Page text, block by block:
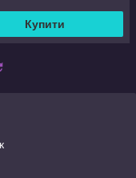
Купити